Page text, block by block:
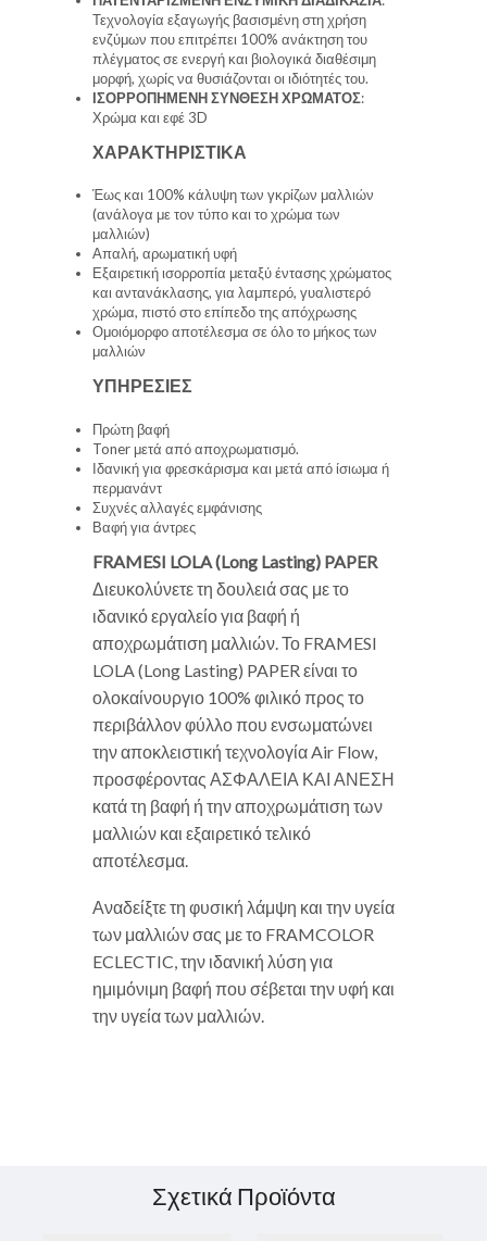
Τεχνολογία εξαγωγής βασισμένη στη χρήση
ενζύμων που επιτρέπει 100% ανάκτηση του
πλέγματος σε ενεργή και βιολογικά διαθέσιμη
μορφή, χωρίς να θυσιάζονται οι ιδιότητές του.
ΙΣΟΡΡΟΠΗΜΕΝΗ ΣΥΝΘΕΣΗ ΧΡΩΜΑΤΟΣ:
Χρώμα και εφέ 3D
ΧΑΡΑΚΤΗΡΙΣΤΙΚΑ
Έως και 100% κάλυψη των γκρίζων μαλλιών
(ανάλογα με τον τύπο και το χρώμα των
μαλλιών)
Απαλή, αρωματική υφή
Εξαιρετική ισορροπία μεταξύ έντασης χρώματος
και αντανάκλασης, για λαμπερό, γυαλιστερό
χρώμα, πιστό στο επίπεδο της απόχρωσης
Ομοιόμορφο αποτέλεσμα σε όλο το μήκος των
μαλλιών
ΥΠΗΡΕΣΙΕΣ
Πρώτη βαφή
Toner μετά από αποχρωματισμό.
Ιδανική για φρεσκάρισμα και μετά από ίσιωμα ή
περμανάντ
Συχνές αλλαγές εμφάνισης
Βαφή για άντρες
FRAMESI LOLA (Long Lasting) PAPER
Διευκολύνετε τη δουλειά σας με το
ιδανικό εργαλείο για βαφή ή
αποχρωμάτιση μαλλιών. Το FRAMESI
LOLA (Long Lasting) PAPER είναι το
ολοκαίνουργιο 100% φιλικό προς το
περιβάλλον φύλλο που ενσωματώνει
την αποκλειστική τεχνολογία Air Flow,
προσφέροντας ΑΣΦΑΛΕΙΑ ΚΑΙ ΑΝΕΣΗ
κατά τη βαφή ή την αποχρωμάτιση των
μαλλιών και εξαιρετικό τελικό
αποτέλεσμα.
Αναδείξτε τη φυσική λάμψη και την υγεία
των μαλλιών σας με το FRAMCOLOR
ECLECTIC, την ιδανική λύση για
ημιμόνιμη βαφή που σέβεται την υφή και
την υγεία των μαλλιών.
Σχετικά Προϊόντα